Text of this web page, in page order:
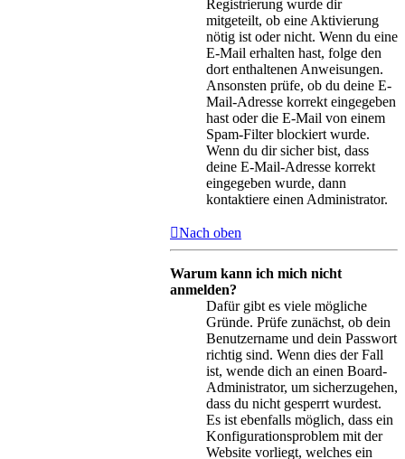
Registrierung wurde dir
mitgeteilt, ob eine Aktivierung
nötig ist oder nicht. Wenn du eine
E-Mail erhalten hast, folge den
dort enthaltenen Anweisungen.
Ansonsten prüfe, ob du deine E-
Mail-Adresse korrekt eingegeben
hast oder die E-Mail von einem
Spam-Filter blockiert wurde.
Wenn du dir sicher bist, dass
deine E-Mail-Adresse korrekt
eingegeben wurde, dann
kontaktiere einen Administrator.
Nach oben
Warum kann ich mich nicht
anmelden?
Dafür gibt es viele mögliche
Gründe. Prüfe zunächst, ob dein
Benutzername und dein Passwort
richtig sind. Wenn dies der Fall
ist, wende dich an einen Board-
Administrator, um sicherzugehen,
dass du nicht gesperrt wurdest.
Es ist ebenfalls möglich, dass ein
Konfigurationsproblem mit der
Website vorliegt, welches ein